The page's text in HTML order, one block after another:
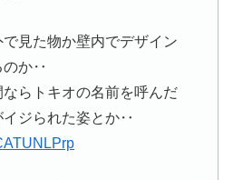
見た物か壁内でデザイン
のか‥
らトキオの名前を呼んだ
イジられた姿とか‥